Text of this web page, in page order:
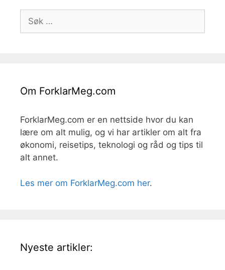
Søk
etter:
Om ForklarMeg.com
ForklarMeg.com er en nettside hvor du kan
lære om alt mulig, og vi har artikler om alt fra
økonomi, reisetips, teknologi og råd og tips til
alt annet.
Les mer om ForklarMeg.com her.
Nyeste artikler: